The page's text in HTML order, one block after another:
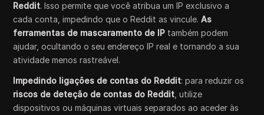
Reddit. Isso permite que você atribua um IP exclusivo a
cada conta, impedindo que o Reddit as vincule.As
ferramentas de mascaramento de IP também podem
ajudar, ocultando o seu endereço IP real e tornando a sua
atividade menos rastreável.
Impedindo ligações de contas do Reddit: para reduzir os
riscos de deteção de contas do Reddit , utilize
dispositivos ou máquinas virtuais separados ao aceder às